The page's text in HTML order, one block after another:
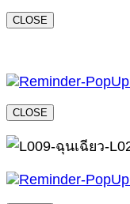
CLOSE
CLOSE